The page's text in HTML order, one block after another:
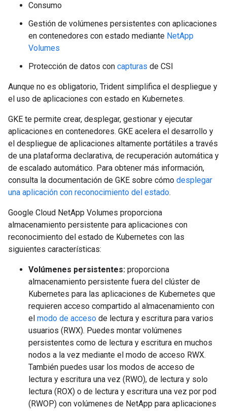
Consumo
Gestión de volúmenes persistentes con aplicaciones
en contenedores con estado mediante NetApp
Volumes
Protección de datos con capturas de CSI
Aunque no es obligatorio, Trident simplifica el despliegue y
el uso de aplicaciones con estado en Kubernetes.
GKE te permite crear, desplegar, gestionar y ejecutar
aplicaciones en contenedores. GKE acelera el desarrollo y
el despliegue de aplicaciones altamente portátiles a través
de una plataforma declarativa, de recuperación automática y
de escalado automático. Para obtener más información,
consulta la documentación de GKE sobre cómo desplegar
una aplicación con reconocimiento del estado.
Google Cloud NetApp Volumes proporciona
almacenamiento persistente para aplicaciones con
reconocimiento del estado de Kubernetes con las
siguientes características:
Volúmenes persistentes: proporciona
almacenamiento persistente fuera del clúster de
Kubernetes para las aplicaciones de Kubernetes que
requieren acceso compartido al almacenamiento con
el modo de acceso de lectura y escritura para varios
usuarios (RWX). Puedes montar volúmenes
persistentes como de lectura y escritura en muchos
nodos a la vez mediante el modo de acceso RWX.
También puedes usar los modos de acceso de
lectura y escritura una vez (RWO), de lectura y solo
lectura (ROX) o de lectura y escritura una vez por pod
(RWOP) con volúmenes de NetApp para aplicaciones